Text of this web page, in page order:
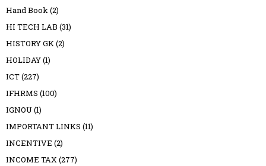
Hand Book(2)
HI TECH LAB (31)
HISTORY GK(2)
HOLIDAY(1)
ICT(227)
IFHRMS (100)
IGNOU (1)
IMPORTANT LINKS (11)
INCENTIVE (2)
INCOME TAX(277)